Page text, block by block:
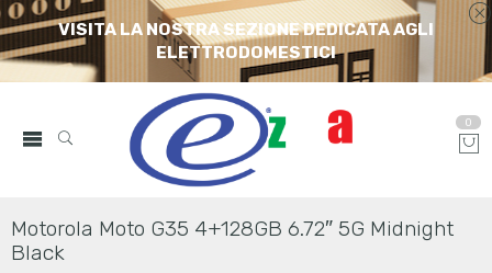
VISITA LA NOSTRA SEZIONE DEDICATA AGLI
ELETTRODOMESTICI
0
Motorola Moto G35 4+128GB 6.72″ 5G Midnight
Black